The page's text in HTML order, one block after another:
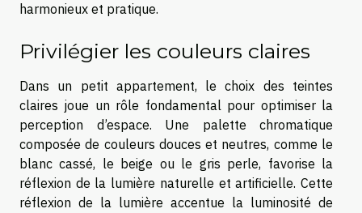
harmonieux et pratique.
Privilégier les couleurs claires
Dans un petit appartement, le choix des teintes
claires joue un rôle fondamental pour optimiser la
perception d’espace. Une palette chromatique
composée de couleurs douces et neutres, comme le
blanc cassé, le beige ou le gris perle, favorise la
réflexion de la lumière naturelle et artificielle. Cette
réflexion de la lumière accentue la luminosité de